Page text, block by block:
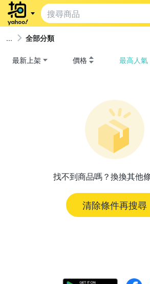
全部分類
最新上架 價格 最高人氣
找不到商品嗎？換換其他
清除條件再搜尋